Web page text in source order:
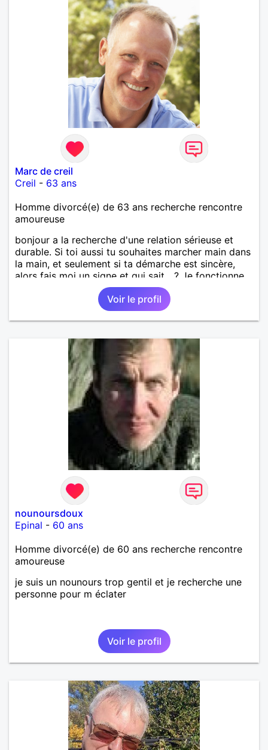
Marc de creil
Creil - 63 ans
Homme divorcé(e) de 63 ans recherche rencontre
amoureuse
bonjour a la recherche d'une relation sérieuse et
durable. Si toi aussi tu souhaites marcher main dans
la main, et seulement si ta démarche est sincère,
alors fais moi un signe et qui sait ...? Je fonctionne
avec le feeling... a bientôt ...
Voir le profil
nounoursdoux
Epinal - 60 ans
Homme divorcé(e) de 60 ans recherche rencontre
amoureuse
je suis un nounours trop gentil et je recherche une
personne pour m éclater
Voir le profil